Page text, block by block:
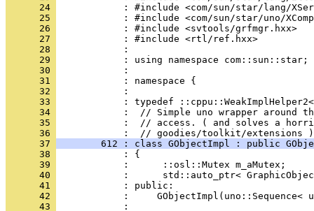
      24
      25
      26
      27
      28
      29
      30
      31
      32
      33
      34
      35
:  // access. ( and solves a
      36
      37
612 : class GObjectImpl : public
      38
      39
      40
      41
      42
      43